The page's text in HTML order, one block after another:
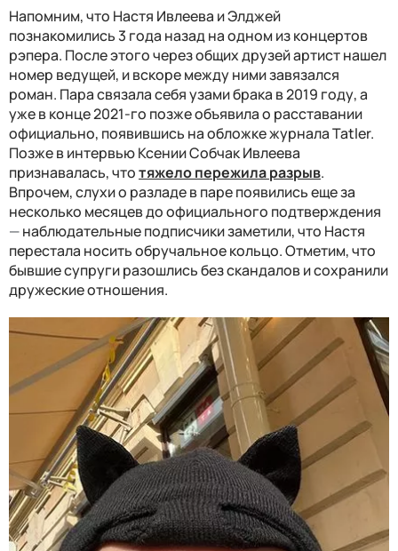
Напомним, что Настя Ивлеева и Элджей
познакомились 3 года назад на одном из концертов
рэпера. После этого через общих друзей артист нашел
номер ведущей, и вскоре между ними завязался
роман. Пара связала себя узами брака в 2019 году, а
уже в конце 2021-го позже объявила о расставании
официально, появившись на обложке журнала Tatler.
Позже в интервью Ксении Собчак Ивлеева
признавалась, чтотяжело пережила разрыв.
Впрочем, слухи о разладе в паре появились еще за
несколько месяцев до официального подтверждения
—наблюдательные подписчики заметили, что Настя
перестала носить обручальное кольцо. Отметим, что
бывшие супруги разошлись без скандалов и сохранили
дружеские отношения.